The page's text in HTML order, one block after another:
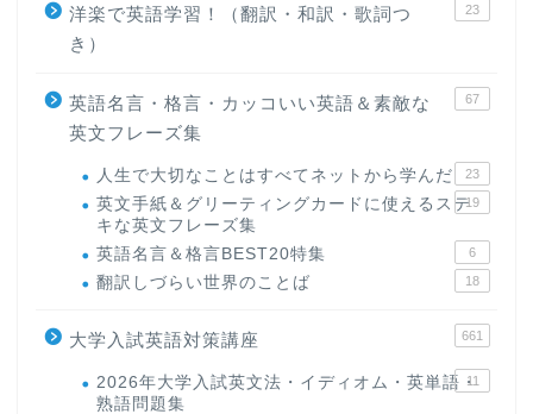
洋楽で英語学習！（翻訳・和訳・歌詞つ
き）
23
英語名言・格言・カッコいい英語＆素敵な
英文フレーズ集
67
人生で大切なことはすべてネットから学んだ 23
英文手紙＆グリーティングカードに使えるステ
キな英文フレーズ集
19
英語名言＆格言BEST20特集 6
翻訳しづらい世界のことば 18
大学入試英語対策講座 661
2026年大学入試英文法・イディオム・英単語・
熟語問題集
11